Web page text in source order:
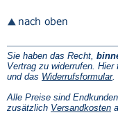
Sie haben das Recht,
Vertrag zu widerrufen. Hier
und das Widerrufsformular.
Alle Preise sind
zusätzlich Versandkosten